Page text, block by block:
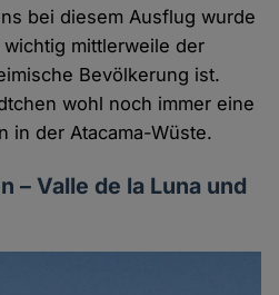
bei diesem Ausflug wurde
mittlerweile der
Bevölkerung ist.
wohl noch immer eine
in der Atacama-Wüste.
– Valle de la Luna und